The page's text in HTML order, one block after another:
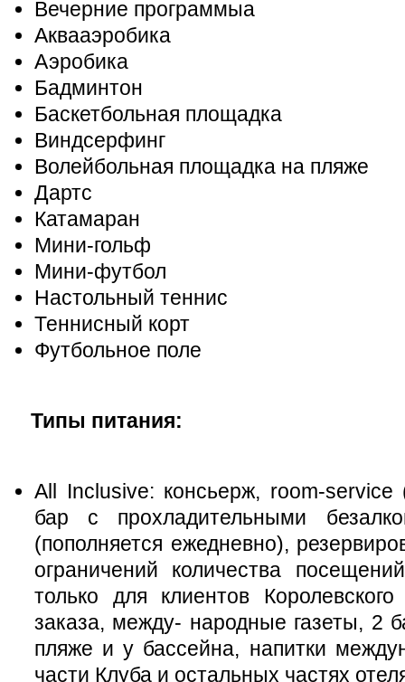
Вечерние программыа
Аквааэробика
Аэробика
Бадминтон
Баскетбольная площадка
Виндсерфинг
Волейбольная площадка на пляже
Дартс
Катамаран
Мини-гольф
Мини-футбол
Настольный теннис
Теннисный корт
Футбольное поле
Типы питания:
All Inclusive: консьерж, room-service
бар с прохладительными
(пополняется ежедневно),
ограничений количества
только для клиентов
заказа, между- народные газеты, 2
пляже и у бассейна, напитки
части Клуба и остальных частях